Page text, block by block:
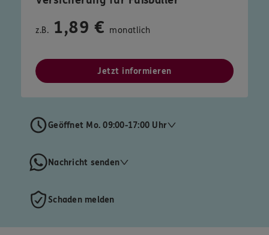
z.B. 1,89 € monatlich
Jetzt informieren
Geöffnet Mo. 09:00-17:00 Uhr
Nachricht senden
Schaden melden